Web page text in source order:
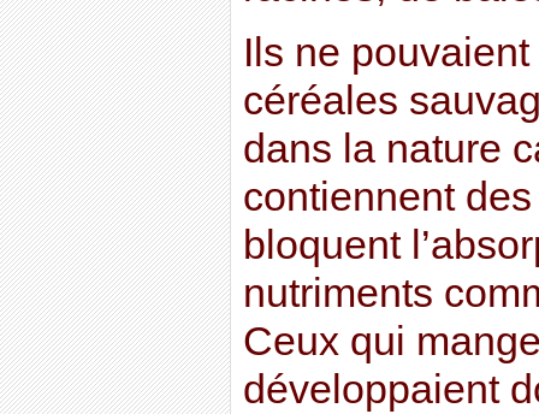
Ils ne
céréales
dans la nature
contiennent
bloquent
nutriments
Ceux qui
développaient